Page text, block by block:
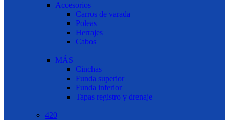
Accesorios
Carros de varada
Poleas
Herrajes
Cabos
MÁS
Cinchas
Funda superior
Funda inferior
Tapas registro y drenaje
420